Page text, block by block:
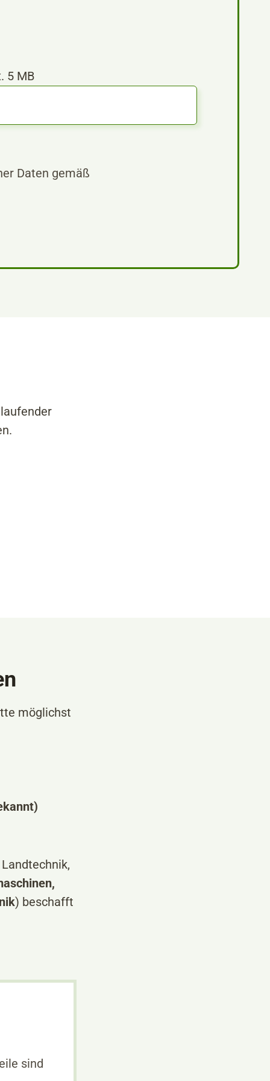
5 MB
Daten gemäß
möglichst
) beschafft
sind